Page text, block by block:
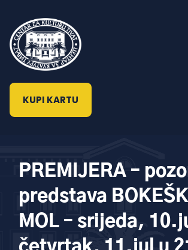
KUPI KARTU
PREMIJERA –
predstava
MOL – srijeda,